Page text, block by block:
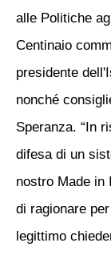
alle Politiche
Centinaio
presidente
nonché
Speranza. “In
difesa di un
nostro Made in
di ragionare
legittimo